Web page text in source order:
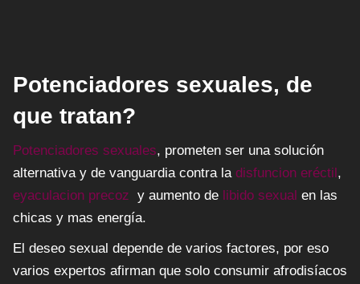
Potenciadores sexuales, de
que tratan?
Potenciadores sexuales, prometen ser una solución
alternativa y de vanguardia contra la disfuncion eréctil,
eyaculacion precoz y aumento de libido sexual en las
chicas y mas energía.
El deseo sexual depende de varios factores, por eso
varios expertos afirman que solo consumir afrodisíacos